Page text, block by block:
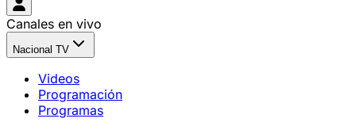
Canales en vivo
Nacional TV
Videos
Programación
Programas